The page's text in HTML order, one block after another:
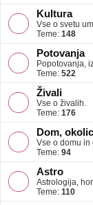
Kultura
Vse o svetu
Teme: 148
Potovanja
Popotovanja,
Teme: 522
Živali
Vse o živalih.
Teme: 176
Dom,
Vse o domu in
Teme: 94
Astro
Astrologija,
Teme: 110